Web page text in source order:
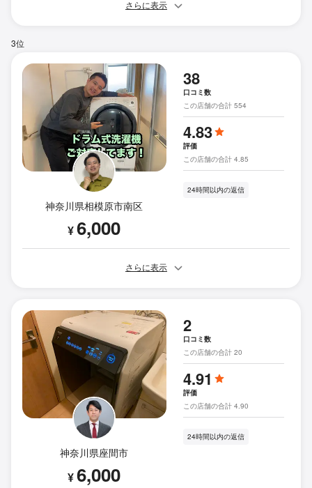
さらに表示
3位
神奈川県相模原市南区
¥6,000
38
口コミ数
この店舗の合計 554
4.83
評価
この店舗の合計 4.85
24時間以内の返信
さらに表示
神奈川県座間市
¥6,000
2
口コミ数
この店舗の合計 20
4.91
評価
この店舗の合計 4.90
24時間以内の返信